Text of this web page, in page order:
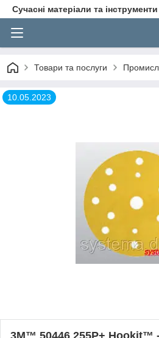
Сучасні матеріали та
Товари та послуги
10.05.2023
3М™ 50446 255P+ Hookit™